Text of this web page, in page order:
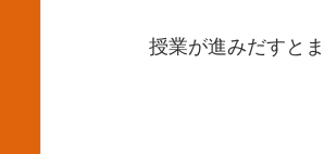
授業が進みだすと